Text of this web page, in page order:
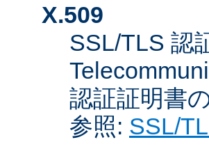
X.509
SSL/TLS 認
認証証明書の
参照: SSL/